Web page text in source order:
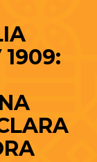
1909: